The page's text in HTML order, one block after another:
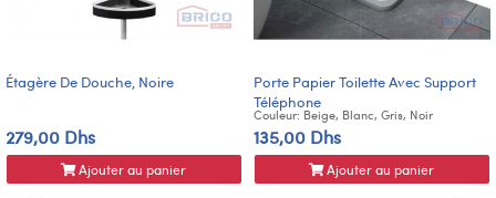
Étagère De Douche, Noire
279,00 Dhs
Ajouter au panier
Porte Papier Toilette Avec Support
Téléphone
Couleur: Beige, Blanc, Gris, Noir
135,00 Dhs
Ajouter au panier